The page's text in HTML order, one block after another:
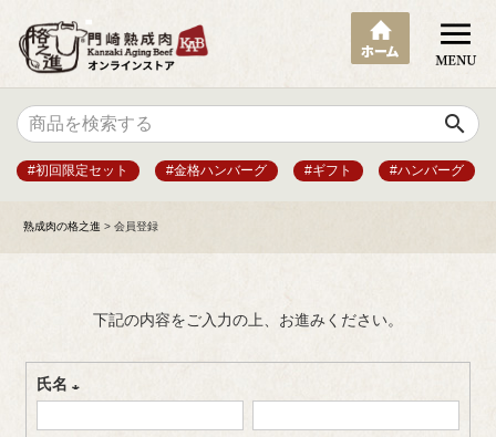
search
#初回限定セット #金格ハンバーグ #ギフト #ハンバーグ
熟成肉の格之進 会員登録
下記の内容をご入力の上、お進みください。
氏名
(